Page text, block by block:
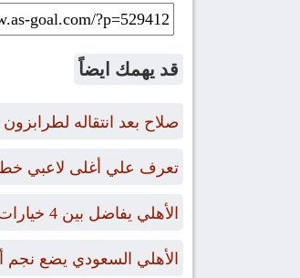
قد يهمك ايضاً
صلاح بعد انتقاله
تعرف علي أغلى لاعبي خط
الأهلي يفاضل بين 4 خيارات لتعويض رحيل “بن رمضان”
الأهلي السعودي يضع نجم